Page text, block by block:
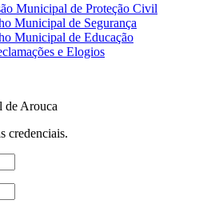
Municipal de Proteção Civil
Municipal de Segurança
Municipal de Educação
e Elogios
de Arouca
credenciais.